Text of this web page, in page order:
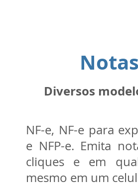
Diversos
NF-e, NF-e para
e NFP-e. Emita
cliques e em
mesmo em um